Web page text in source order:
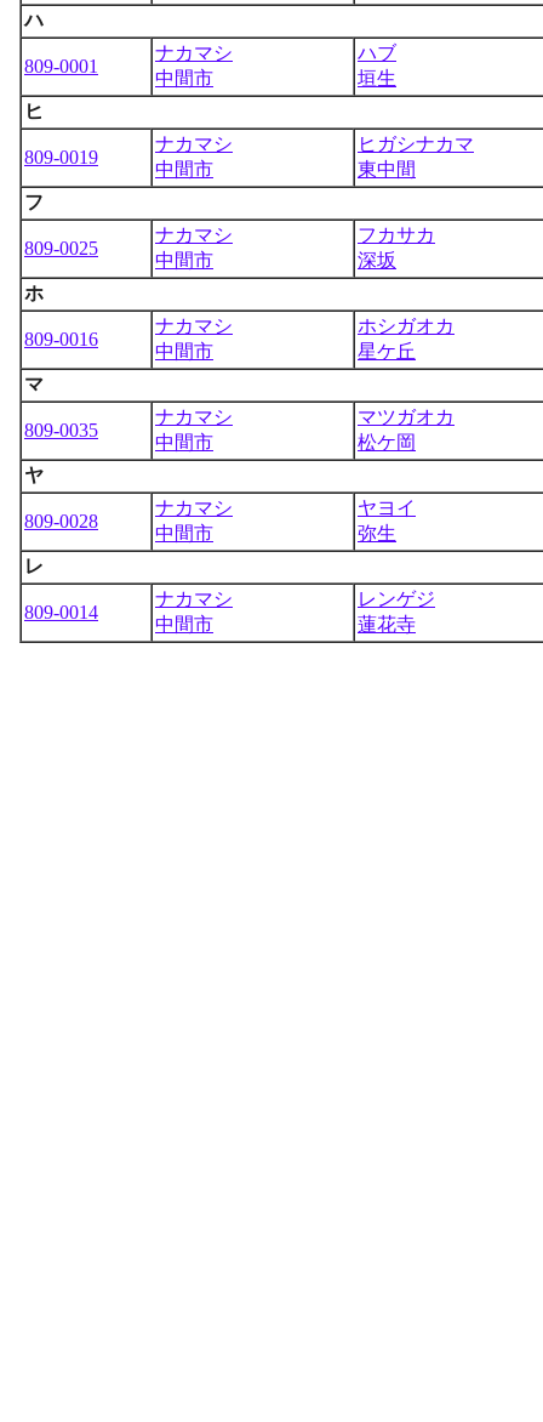
ハ
809-0001
ナカマシ
中間市
ハブ
垣生
ヒ
809-0019
ナカマシ
中間市
ヒガシナカマ
東中間
フ
809-0025
ナカマシ
中間市
フカサカ
深坂
ホ
809-0016
ナカマシ
中間市
ホシガオカ
星ケ丘
マ
809-0035
ナカマシ
中間市
マツガオカ
松ケ岡
ヤ
809-0028
ナカマシ
中間市
ヤヨイ
弥生
レ
809-0014
ナカマシ
中間市
レンゲジ
蓮花寺